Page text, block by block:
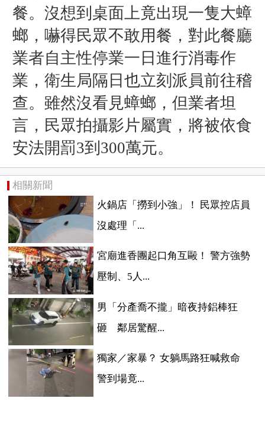
餐。沒想到桌面上竟出現一隻大蟑
螂，嚇得民眾不敢用餐，對此餐廳
業者自主性停業一日進行消毒作
業，衛生局隔日也立刻派員前往稽
查。雖然沒看見蟑螂，但業者坦
言，民眾拍攝影片屬實，將被依食
安法開罰3到300萬元。
相關新聞
火鍋店「撈到小強」！ 民眾控店員
沒處理「...
宮廟進香團起口角互毆！ 警方強勢
壓制、5人...
男「分產喬不攏」暗夜持鋁棒狂
砸 鄰居驚醒...
獨家／家暴？ 女躺馬路狂喊救命
警到場竟...